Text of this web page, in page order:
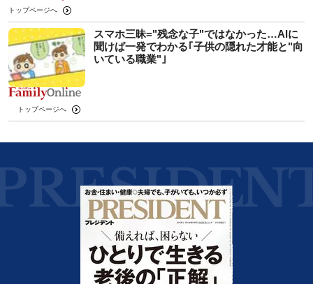
トップページへ
スマホ三昧="残念な子"ではなかった…AIに
聞けば一発でわかる｢子供の隠れた才能と"向
いている職業"｣
トップページへ